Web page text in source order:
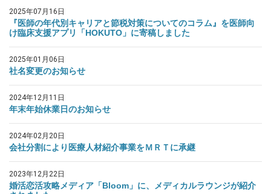
2025年07月16日
『医師の年代別キャリアと節税対策についてのコラム』を医師向
け臨床支援アプリ「HOKUTO」に寄稿しました
2025年01月06日
社名変更のお知らせ
2024年12月11日
年末年始休業日のお知らせ
2024年02月20日
会社分割により医療人材紹介事業をＭＲＴに承継
2023年12月22日
婚活恋活攻略メディア「Bloom」に、メディカルラウンジが紹介